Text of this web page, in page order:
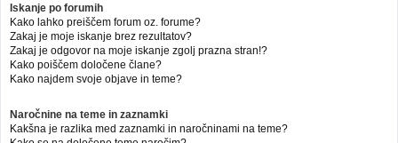
Iskanje po forumih
Kako lahko preiščem forum oz. forume?
Zakaj je moje iskanje brez rezultatov?
Zakaj je odgovor na moje iskanje zgolj prazna stran!?
Kako poiščem določene člane?
Kako najdem svoje objave in teme?
Naročnine na teme in zaznamki
Kakšna je razlika med zaznamki in naročninami na teme?